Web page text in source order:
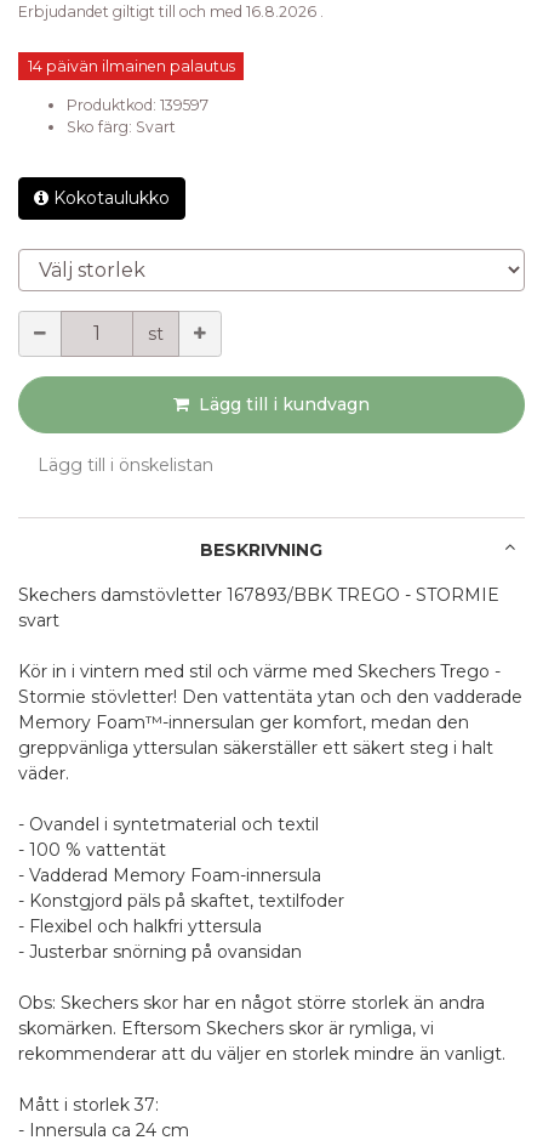
Erbjudandet giltigt till och med 16.8.2026 .
14 päivän ilmainen palautus
Produktkod: 139597
Sko färg: Svart
Kokotaulukko
Välj storlek
st
Lägg till i kundvagn
Lägg till i önskelistan
BESKRIVNING
Skechers damstövletter 167893/BBK TREGO - STORMIE
svart
Kör in i vintern med stil och värme med Skechers Trego -
Stormie stövletter! Den vattentäta ytan och den vadderade
Memory Foam™-innersulan ger komfort, medan den
greppvänliga yttersulan säkerställer ett säkert steg i halt
väder.
- Ovandel i syntetmaterial och textil
- 100 % vattentät
- Vadderad Memory Foam-innersula
- Konstgjord päls på skaftet, textilfoder
- Flexibel och halkfri yttersula
- Justerbar snörning på ovansidan
Obs: Skechers skor har en något större storlek än andra
skomärken. Eftersom Skechers skor är rymliga, vi
rekommenderar att du väljer en storlek mindre än vanligt.
Mått i storlek 37:
- Innersula ca 24 cm